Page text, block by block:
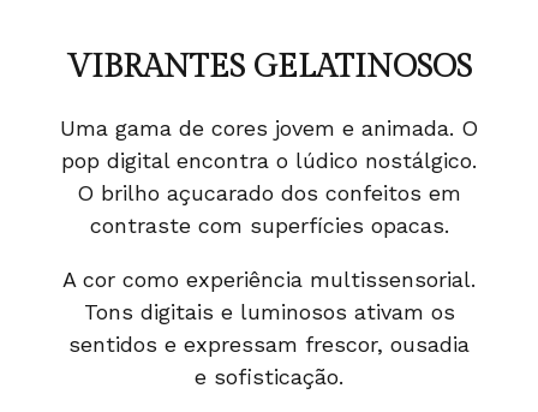
VIBRANTES GELATINOSOS
Uma gama de cores jovem e animada. O
pop digital encontra o lúdico nostálgico.
O brilho açucarado dos confeitos em
contraste com superfícies opacas.
A cor como experiência multissensorial.
Tons digitais e luminosos ativam os
sentidos e expressam frescor, ousadia
e sofisticação.